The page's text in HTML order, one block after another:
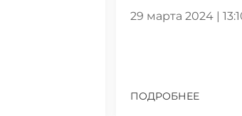
29 марта 2024 |
ПОДРОБНЕЕ